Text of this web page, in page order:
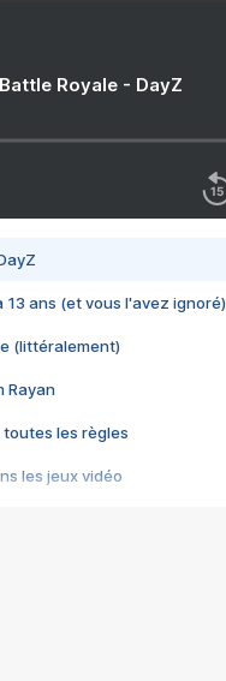
Royale - DayZ
13 ans (et vous l'avez ignoré)
(littéralement)
Rayan
toutes les règles
les jeux vidéo